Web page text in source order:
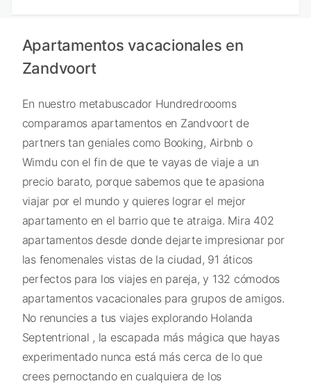
Apartamentos vacacionales en
Zandvoort
En nuestro metabuscador Hundredroooms
comparamos apartamentos en Zandvoort de
partners tan geniales como Booking, Airbnb o
Wimdu con el fin de que te vayas de viaje a un
precio barato, porque sabemos que te apasiona
viajar por el mundo y quieres lograr el mejor
apartamento en el barrio que te atraiga. Mira 402
apartamentos desde donde dejarte impresionar por
las fenomenales vistas de la ciudad, 91 áticos
perfectos para los viajes en pareja, y 132 cómodos
apartamentos vacacionales para grupos de amigos.
No renuncies a tus viajes explorando Holanda
Septentrional , la escapada más mágica que hayas
experimentado nunca está más cerca de lo que
crees pernoctando en cualquiera de los